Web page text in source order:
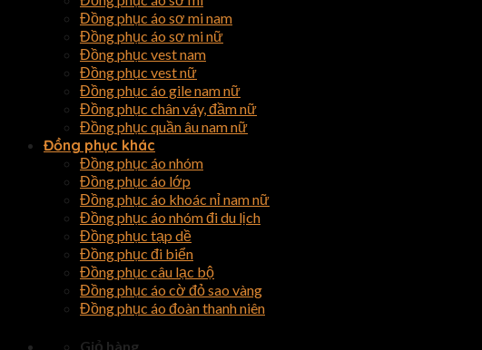
Đồng phục áo sơ mi nam
Đồng phục áo sơ mi nữ
Đồng phục vest nam
Đồng phục vest nữ
Đồng phục áo gile nam nữ
Đồng phục chân váy, đầm nữ
Đồng phục quần âu nam nữ
Đồng phục khác
Đồng phục áo nhóm
Đồng phục áo lớp
Đồng phục áo khoác nỉ nam nữ
Đồng phục áo nhóm đi du lịch
Đồng phục tạp dề
Đồng phục đi biển
Đồng phục câu lạc bộ
Đồng phục áo cờ đỏ sao vàng
Đồng phục áo đoàn thanh niên
Giỏ hàng